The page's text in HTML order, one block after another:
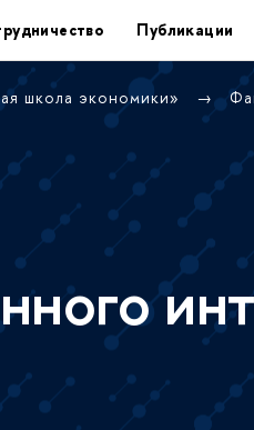
Публикации
школа экономики»